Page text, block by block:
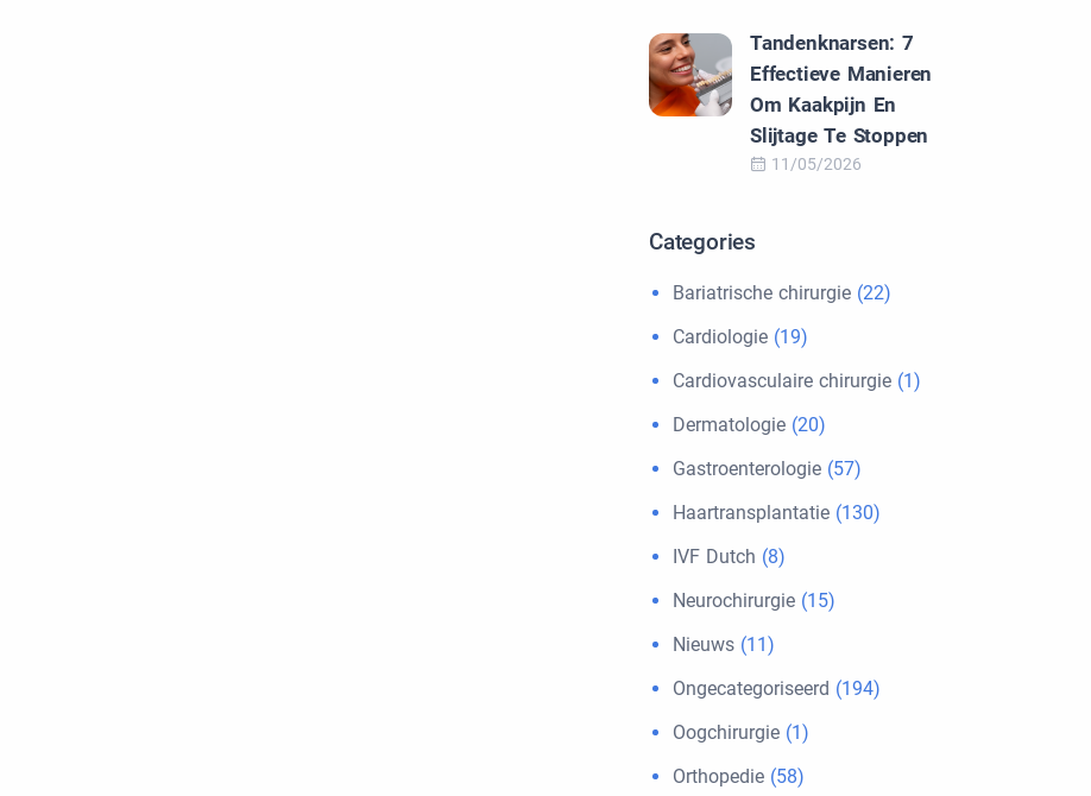
Tandenknarsen: 7
Effectieve Manieren
Om Kaakpijn En
Slijtage Te Stoppen
11/05/2026
Categories
Bariatrische chirurgie (22)
Cardiologie (19)
Cardiovasculaire chirurgie (1)
Dermatologie (20)
Gastroenterologie (57)
Haartransplantatie (130)
IVF Dutch (8)
Neurochirurgie (15)
Nieuws (11)
Ongecategoriseerd (194)
Oogchirurgie (1)
Orthopedie (58)